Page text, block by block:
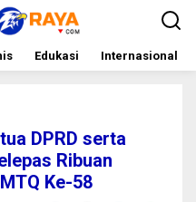
Edukasi Internasional
DPRD serta
Ribuan
Ke-58